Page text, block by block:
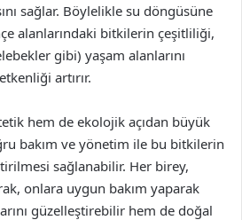
sağlar. Böylelikle su döngüsüne
alanlarındaki bitkilerin çeşitliliği,
gibi) yaşam alanlarını
artırır.
hem de ekolojik açıdan büyük
bakım ve yönetim ile bu bitkilerin
sağlanabilir. Her birey,
onlara uygun bakım yaparak
güzelleştirebilir hem de doğal